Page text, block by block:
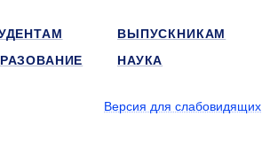
ВЫПУСКНИКАМ
НАУКА
Версия для слабовидящих